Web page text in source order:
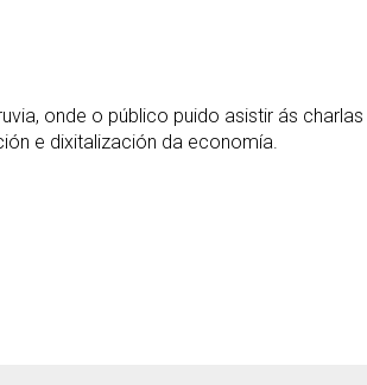
onde o público puido asistir ás
e dixitalización da economía.